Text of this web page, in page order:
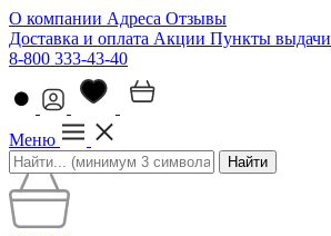
О компании Адреса Отзывы
Доставка и оплата Акции Пункты выдачи
8-800 333-43-40
Меню
Найти